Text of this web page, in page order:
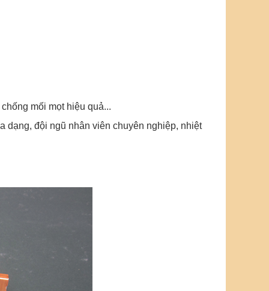
mối mọt hiệu quả...
dạng, đội ngũ nhân viên chuyên nghiệp, nhiệt